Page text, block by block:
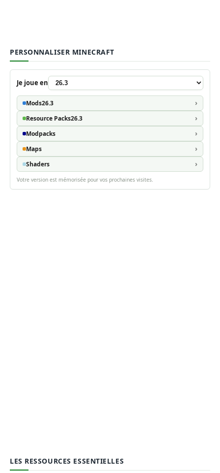
PERSONNALISER MINECRAFT
Je joue en
Mods26.3
Resource Packs26.3
Modpacks
Maps
Shaders
Votre version est mémorisée pour vos prochaines visites.
LES RESSOURCES ESSENTIELLES